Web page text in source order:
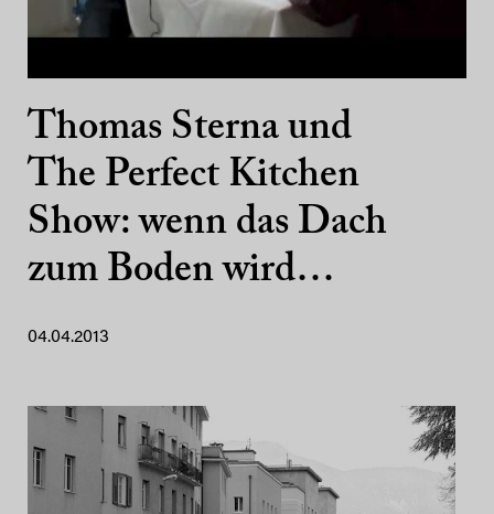
Thomas Sterna und
The Perfect Kitchen
Show: wenn das Dach
zum Boden wird…
04.04.2013